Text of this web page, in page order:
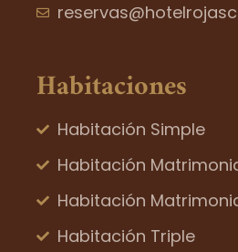
Habitaciones
Habitación Simple
Habitación
Habitación
Habitación Triple